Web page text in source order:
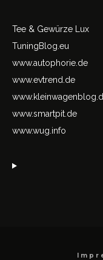
Tee & Gewürze Lux
TuningBlog.eu
www.autophorie.de
www.evtrend.de
www.smartpit.de
www.wug.info